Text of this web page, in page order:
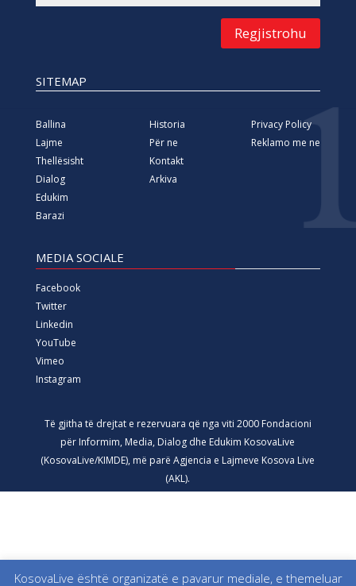
Regjistrohu
SITEMAP
Ballina
Lajme
Thellësisht
Dialog
Edukim
Barazi
Historia
Për ne
Kontakt
Arkiva
Privacy Policy
Reklamo me ne
MEDIA SOCIALE
Facebook
Twitter
Linkedin
YouTube
Vimeo
Instagram
Të gjitha të drejtat e rezervuara që nga viti 2000 Fondacioni
për Informim, Media, Dialog dhe Edukim KosovaLive
(KosovaLive/KIMDE), më parë Agjencia e Lajmeve Kosova Live
(AKL).
KosovaLive është organizatë e pavarur mediale, e themeluar